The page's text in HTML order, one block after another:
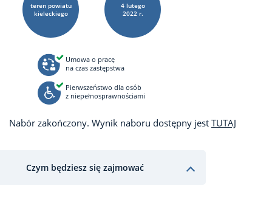
teren powiatu
kieleckiego
4 lutego
2022 r.
Umowa o pracę
na czas zastępstwa
Pierwszeństwo dla osób
z niepełnosprawnościami
Nabór zakończony. Wynik naboru dostępny jest TUTAJ
Czym będziesz się zajmować